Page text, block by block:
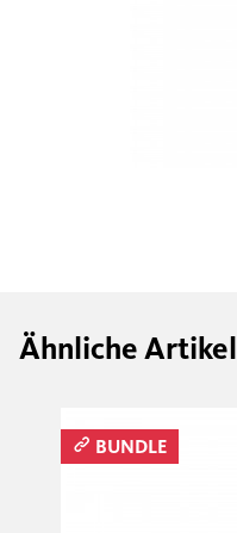
Ähnliche Artikel
BUNDLE